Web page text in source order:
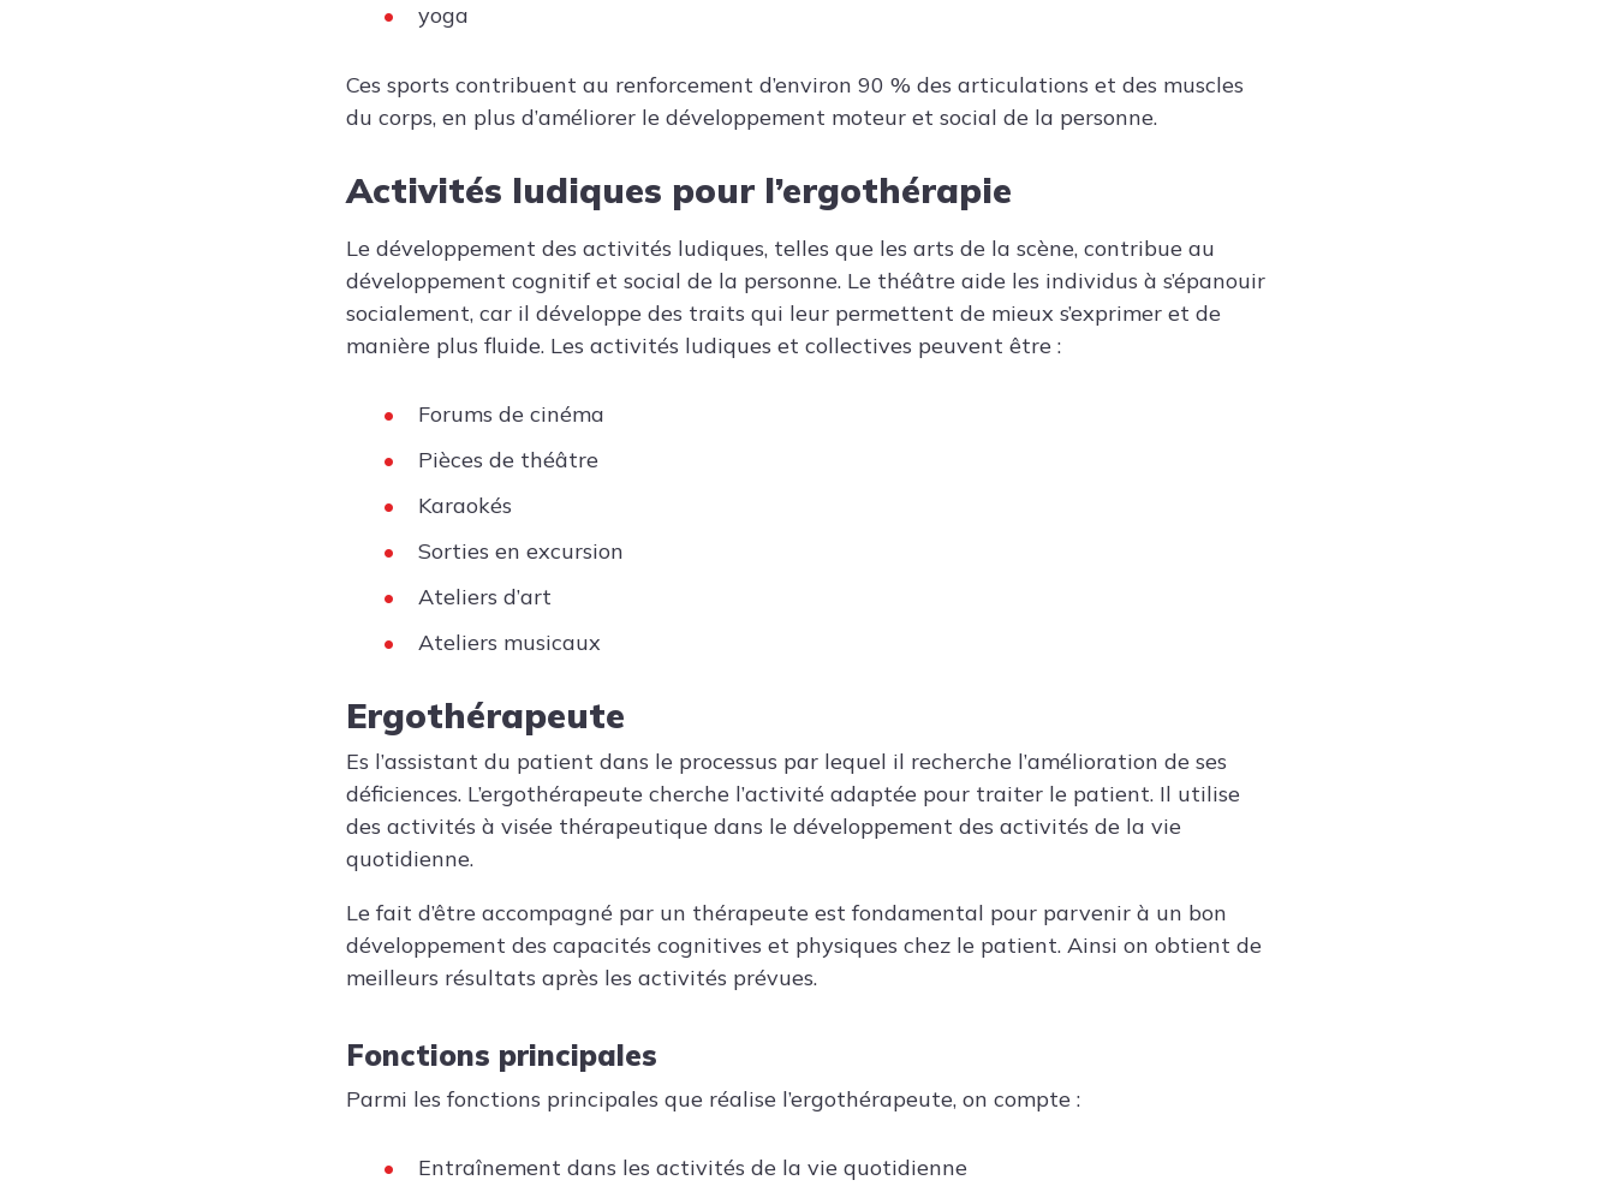
yoga
Ces sports contribuent au renforcement d’environ 90 % des articulations et des muscles
du corps, en plus d’améliorer le développement moteur et social de la personne.
Activités ludiques pour l’ergothérapie
Le développement des activités ludiques, telles que les arts de la scène, contribue au
développement cognitif et social de la personne. Le théâtre aide les individus à s’épanouir
socialement, car il développe des traits qui leur permettent de mieux s’exprimer et de
manière plus fluide. Les activités ludiques et collectives peuvent être :
Forums de cinéma
Pièces de théâtre
Karaokés
Sorties en excursion
Ateliers d’art
Ateliers musicaux
Ergothérapeute
Es l’assistant du patient dans le processus par lequel il recherche l’amélioration de ses
déficiences. L’ergothérapeute cherche l’activité adaptée pour traiter le patient. Il utilise
des activités à visée thérapeutique dans le développement des activités de la vie
quotidienne.
Le fait d’être accompagné par un thérapeute est fondamental pour parvenir à un bon
développement des capacités cognitives et physiques chez le patient. Ainsi on obtient de
meilleurs résultats après les activités prévues.
Fonctions principales
Parmi les fonctions principales que réalise l’ergothérapeute, on compte :
Entraînement dans les activités de la vie quotidienne